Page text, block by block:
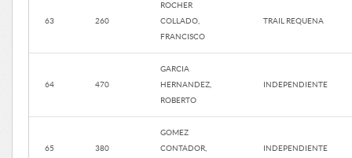
63 260
ROCHER
COLLADO,
FRANCISCO
TRAIL REQUENA
64 470
GARCIA
HERNANDEZ,
ROBERTO
INDEPENDIENTE
65 380
GOMEZ
CONTADOR,
INDEPENDIENTE